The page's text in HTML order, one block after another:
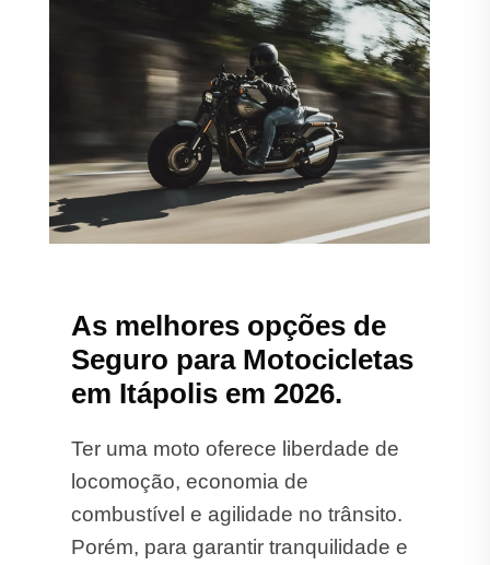
As melhores opções de
Seguro para Motocicletas
em Itápolis em 2026.
Ter uma moto oferece liberdade de
locomoção, economia de
combustível e agilidade no trânsito.
Porém, para garantir tranquilidade e